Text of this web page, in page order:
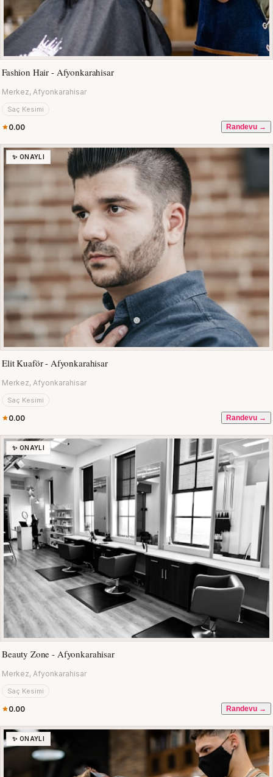
Fashion Hair - Afyonkarahisar
Merkez, Afyonkarahisar
Saç Kesimi
0.00 Randevu →
✨ ONAYLI
Elit Kuaför - Afyonkarahisar
Merkez, Afyonkarahisar
Saç Kesimi
0.00 Randevu →
✨ ONAYLI
Beauty Zone - Afyonkarahisar
Merkez, Afyonkarahisar
Saç Kesimi
0.00 Randevu →
✨ ONAYLI